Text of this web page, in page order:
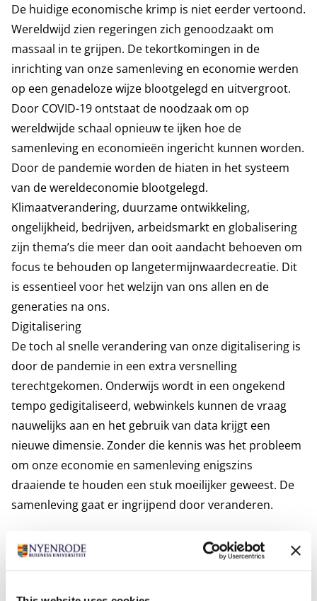
De huidige economische krimp is niet eerder vertoond.
Wereldwijd zien regeringen zich genoodzaakt om
massaal in te grijpen. De tekortkomingen in de
inrichting van onze samenleving en economie werden
op een genadeloze wijze blootgelegd en uitvergroot.
Door COVID-19 ontstaat de noodzaak om op
wereldwijde schaal opnieuw te ijken hoe de
samenleving en economieën ingericht kunnen worden.
Door de pandemie worden de hiaten in het systeem
van de wereldeconomie blootgelegd.
Klimaatverandering, duurzame ontwikkeling,
ongelijkheid, bedrijven, arbeidsmarkt en globalisering
zijn thema’s die meer dan ooit aandacht behoeven om
focus te behouden op langetermijnwaardecreatie. Dit
is essentieel voor het welzijn van ons allen en de
generaties na ons.
Digitalisering
De toch al snelle verandering van onze digitalisering is
door de pandemie in een extra versnelling
terechtgekomen. Onderwijs wordt in een ongekend
tempo gedigitaliseerd, webwinkels kunnen de vraag
nauwelijks aan en het gebruik van data krijgt een
nieuwe dimensie. Zonder die kennis was het probleem
om onze economie en samenleving enigszins
draaiende te houden een stuk moeilijker geweest. De
samenleving gaat er ingrijpend door veranderen.
Publicatiedatum
22-10-2020 Bestandsgrootte
79 KB